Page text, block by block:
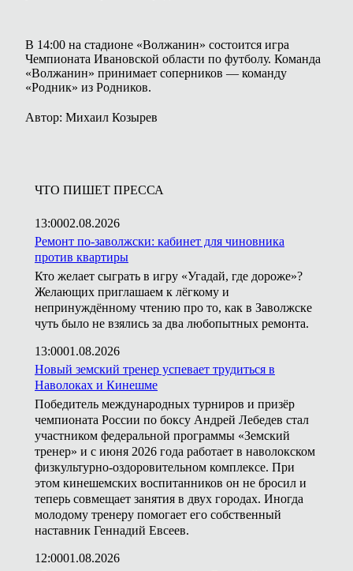
В 14:00 на стадионе «Волжанин» состоится игра
Чемпионата Ивановской области по футболу. Команда
«Волжанин» принимает соперников — команду
«Родник» из Родников.
Автор: Михаил Козырев
ЧТО ПИШЕТ ПРЕССА
13:0002.08.2026
Ремонт по-заволжски: кабинет для чиновника
против квартиры
Кто желает сыграть в игру «Угадай, где дороже»?
Желающих приглашаем к лёгкому и
непринуждённому чтению про то, как в Заволжске
чуть было не взялись за два любопытных ремонта.
13:0001.08.2026
Новый земский тренер успевает трудиться в
Наволоках и Кинешме
Победитель международных турниров и призёр
чемпионата России по боксу Андрей Лебедев стал
участником федеральной программы «Земский
тренер» и с июня 2026 года работает в наволокском
физкультурно-оздоровительном комплексе. При
этом кинешемских воспитанников он не бросил и
теперь совмещает занятия в двух городах. Иногда
молодому тренеру помогает его собственный
наставник Геннадий Евсеев.
12:0001.08.2026